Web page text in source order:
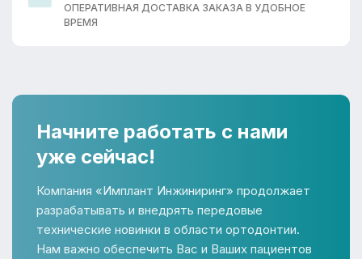
ОПЕРАТИВНАЯ ДОСТАВКА ЗАКАЗА В УДОБНОЕ
ВРЕМЯ
Начните работать с нами
уже сейчас!
Компания «Имплант Инжиниринг» продолжает
разрабатывать и внедрять передовые
технические новинки в области ортодонтии.
Нам важно обеспечить Вас и Ваших пациентов